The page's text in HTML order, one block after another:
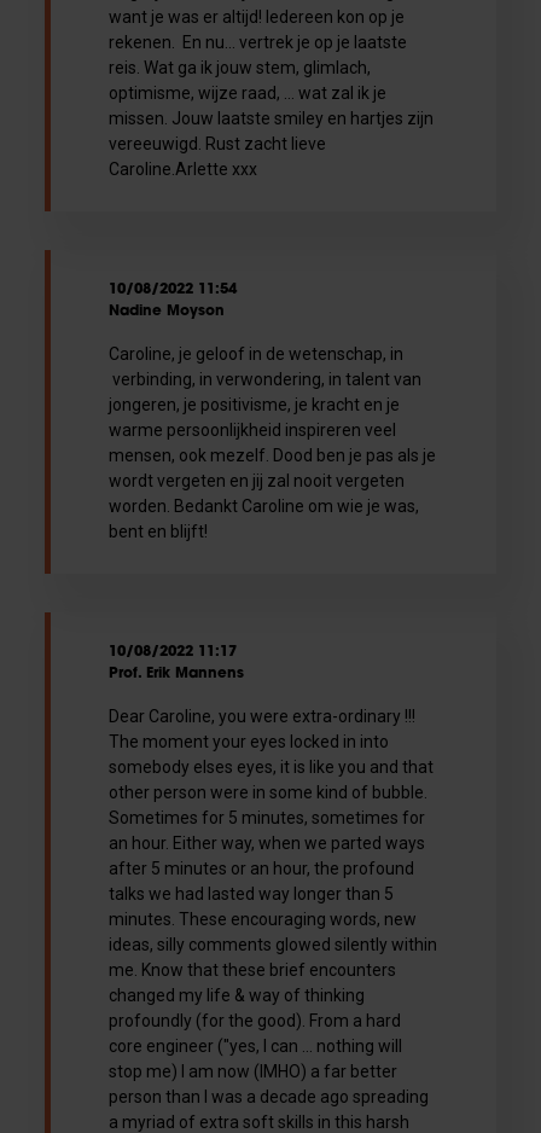
want je was er altijd! Iedereen kon op je
rekenen. En nu… vertrek je op je laatste
reis. Wat ga ik jouw stem, glimlach,
optimisme, wijze raad, … wat zal ik je
missen. Jouw laatste smiley en hartjes zijn
vereeuwigd. Rust zacht lieve
Caroline.Arlette xxx
10/08/2022 11:54
Nadine Moyson
Caroline, je geloof in de wetenschap, in
verbinding, in verwondering, in talent van
jongeren, je positivisme, je kracht en je
warme persoonlijkheid inspireren veel
mensen, ook mezelf. Dood ben je pas als je
wordt vergeten en jij zal nooit vergeten
worden. Bedankt Caroline om wie je was,
bent en blijft!
10/08/2022 11:17
Prof. Erik Mannens
Dear Caroline, you were extra-ordinary !!!
The moment your eyes locked in into
somebody elses eyes, it is like you and that
other person were in some kind of bubble.
Sometimes for 5 minutes, sometimes for
an hour. Either way, when we parted ways
after 5 minutes or an hour, the profound
talks we had lasted way longer than 5
minutes. These encouraging words, new
ideas, silly comments glowed silently within
me. Know that these brief encounters
changed my life & way of thinking
profoundly (for the good). From a hard
core engineer ("yes, I can ... nothing will
stop me) I am now (IMHO) a far better
person than I was a decade ago spreading
a myriad of extra soft skills in this harsh